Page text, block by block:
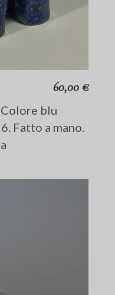
60,00 €
blu
Fatto a mano.